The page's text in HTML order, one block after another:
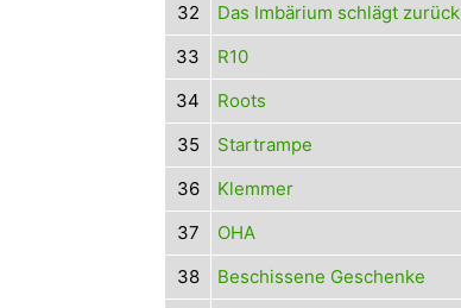
32
Das Imbärium schlägt zurück
33
R10
34
Roots
35
Startrampe
36
Klemmer
37
OHA
38
Beschissene Geschenke